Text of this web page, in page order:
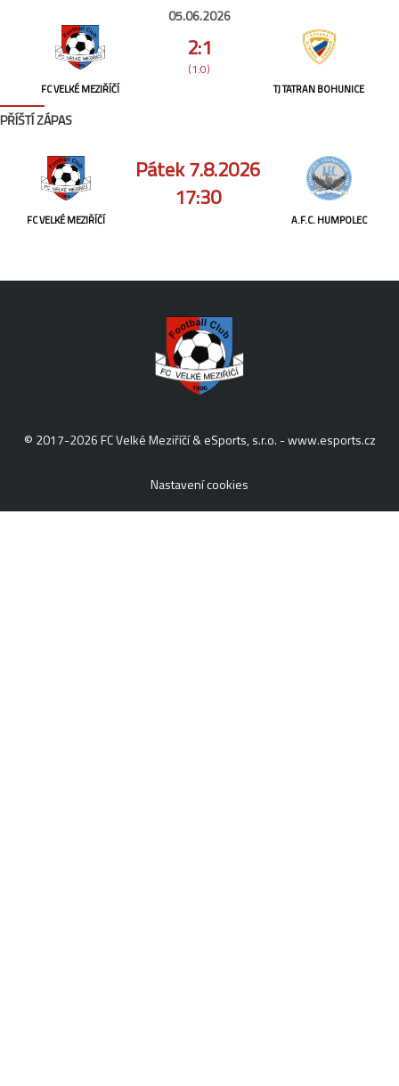
FC VELKÉ MEZIŘÍČÍ
05.06.2026
2:1
(1:0)
TJ TATRAN BOHUNICE
PŘÍŠTÍ ZÁPAS
FC VELKÉ MEZIŘÍČÍ
Pátek 7.8.2026
17:30
A.F.C. HUMPOLEC
© 2017-2026 FC Velké Meziříčí & eSports, s.r.o. -www.esports.cz
Nastavení cookies